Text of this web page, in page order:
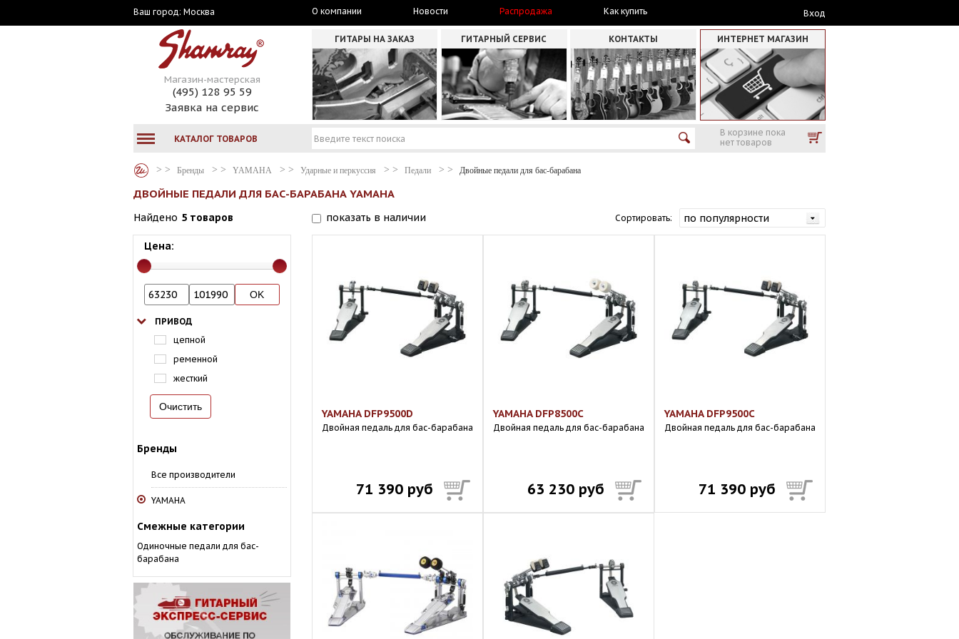
Ваш город: Москва О компании Новости Распродажа Как купить Вход
Магазин-мастерская
(495) 128 95 59
Заявка на сервис
ГИТАРЫ НА ЗАКАЗ ГИТАРНЫЙ СЕРВИС КОНТАКТЫ ИНТЕРНЕТ МАГАЗИН
КАТАЛОГ ТОВАРОВ
В корзине пока
нет товаров
Бренды YAMAHA Ударные и перкуссия Педали Двойные педали для бас-барабана
ДВОЙНЫЕ ПЕДАЛИ ДЛЯ БАС-БАРАБАНА YAMAHA
Найдено 5 товаров показать в наличии Сортировать:
Цена:
ПРИВОД
цепной
ременной
жесткий
Бренды
Все производители
YAMAHA
Смежные категории
Одиночные педали для бас-
барабана
YAMAHA DFP9500D
Двойная педаль для бас-барабана
71 390 руб
YAMAHA DFP8500C
Двойная педаль для бас-барабана
63 230 руб
YAMAHA DFP9500C
Двойная педаль для бас-барабана
71 390 руб